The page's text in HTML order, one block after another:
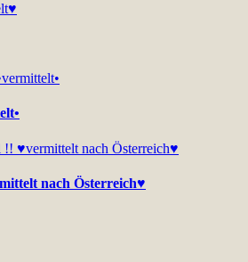
nach Österreich♥